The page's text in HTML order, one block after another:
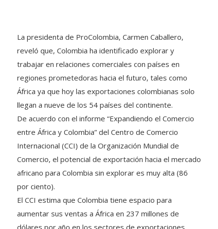
reveló que, Colombia ha identificado explorar y
trabajar en relaciones comerciales con países en
regiones prometedoras hacia el futuro, tales como
África ya que hoy las exportaciones colombianas solo
llegan a nueve de los 54 países del continente.
De acuerdo con el informe “Expandiendo el Comercio
entre África y Colombia” del Centro de Comercio
Internacional (CCI) de la Organización Mundial de
Comercio, el potencial de exportación hacia el mercado
africano para Colombia sin explorar es muy alta (86
por ciento).
El CCI estima que Colombia tiene espacio para
aumentar sus ventas a África en 237 millones de
dólares por año en los sectores de exportaciones